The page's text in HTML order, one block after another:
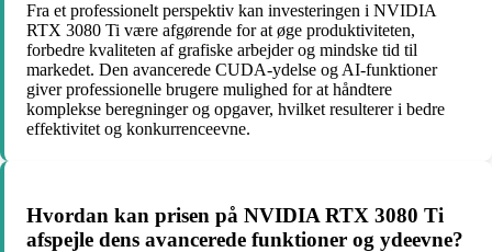
Fra et professionelt perspektiv kan investeringen i NVIDIA
RTX 3080 Ti være afgørende for at øge produktiviteten,
forbedre kvaliteten af grafiske arbejder og mindske tid til
markedet. Den avancerede CUDA-ydelse og AI-funktioner
giver professionelle brugere mulighed for at håndtere
komplekse beregninger og opgaver, hvilket resulterer i bedre
effektivitet og konkurrenceevne.
Hvordan kan prisen på NVIDIA RTX 3080 Ti
afspejle dens avancerede funktioner og ydeevne?